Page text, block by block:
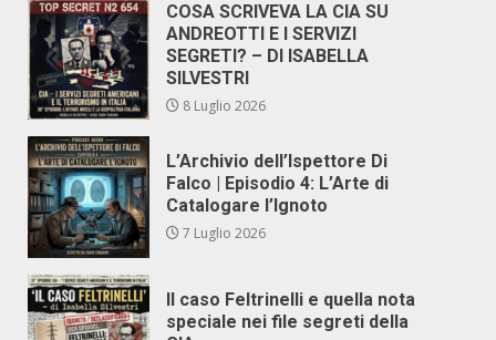
COSA SCRIVEVA LA CIA SU
ANDREOTTI E I SERVIZI
SEGRETI? – DI ISABELLA
SILVESTRI
8 Luglio 2026
L’Archivio dell’Ispettore Di
Falco | Episodio 4: L’Arte di
Catalogare l’Ignoto
7 Luglio 2026
Il caso Feltrinelli e quella nota
speciale nei file segreti della